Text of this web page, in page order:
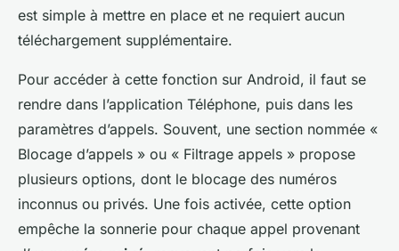
est simple à mettre en place et ne requiert aucun
téléchargement supplémentaire.
Pour accéder à cette fonction sur Android, il faut se
rendre dans l’application Téléphone, puis dans les
paramètres d’appels. Souvent, une section nommée «
Blocage d’appels » ou « Filtrage appels » propose
plusieurs options, dont le blocage des numéros
inconnus ou privés. Une fois activée, cette option
empêche la sonnerie pour chaque appel provenant